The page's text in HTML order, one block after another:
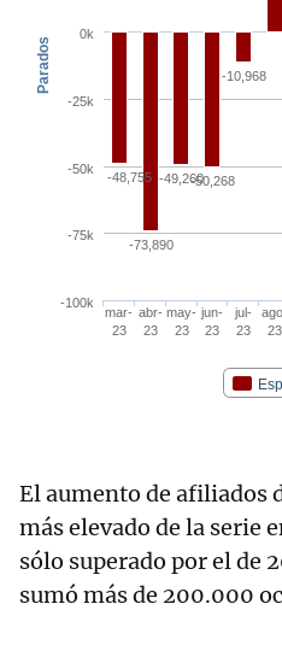
El aumento de afiliados
más elevado de la serie
sólo superado por el de
sumó más de 200.000